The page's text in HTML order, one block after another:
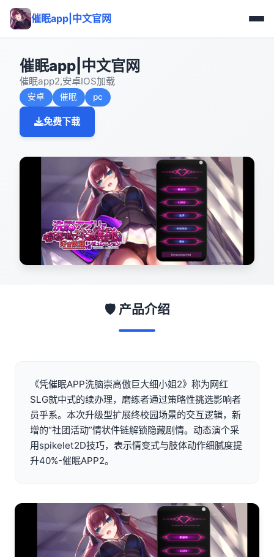
催眠app|中文官网
催眠app|中文官网
催眠app2,安卓IOS加载
安卓 催眠 pc
免费下载
🛡️ 产品介绍
《凭催眠APP洗脑崇高傲巨大细小姐2》称为网红
SLG就中式的续办理，磨练者通过策略性挑选影响者
员乎系。本次升级型扩展终校园场景的交互逻辑，新
增的“社团活动”情状件链解锁隐藏剧情。动态演个采
用spikelet2D技巧，表示情变式与肢体动作细腻度提
升40%-催眠APP2。